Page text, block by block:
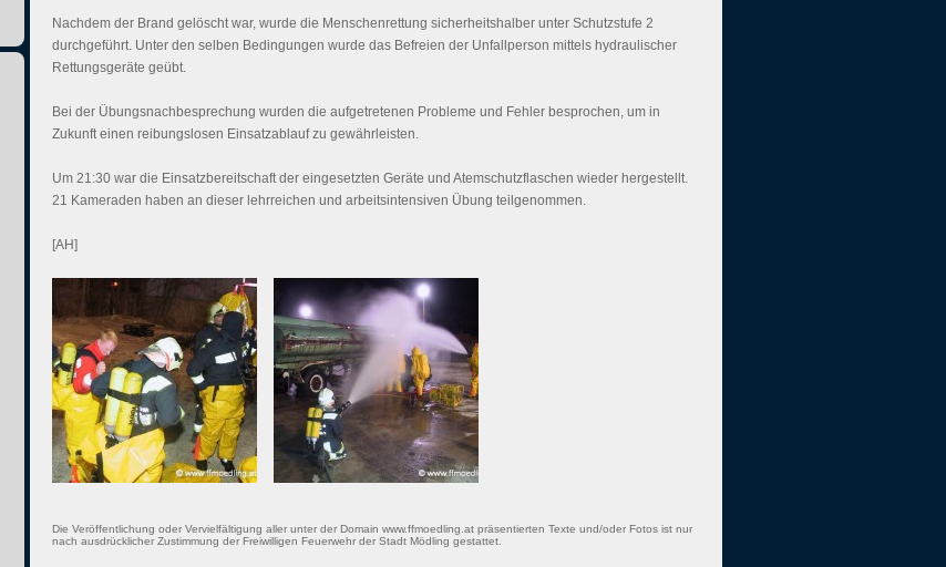
Nachdem der Brand gelöscht war, wurde die Menschenrettung sicherheitshalber unter Schutzstufe 2
durchgeführt. Unter den selben Bedingungen wurde das Befreien der Unfallperson mittels hydraulischer
Rettungsgeräte geübt.
Bei der Übungsnachbesprechung wurden die aufgetretenen Probleme und Fehler besprochen, um in
Zukunft einen reibungslosen Einsatzablauf zu gewährleisten.
Um 21:30 war die Einsatzbereitschaft der eingesetzten Geräte und Atemschutzflaschen wieder hergestellt.
21 Kameraden haben an dieser lehrreichen und arbeitsintensiven Übung teilgenommen.
[AH]
Die Veröffentlichung oder Vervielfältigung aller unter der Domain www.ffmoedling.at präsentierten Texte und/oder Fotos ist nur
nach ausdrücklicher Zustimmung der Freiwilligen Feuerwehr der Stadt Mödling gestattet.